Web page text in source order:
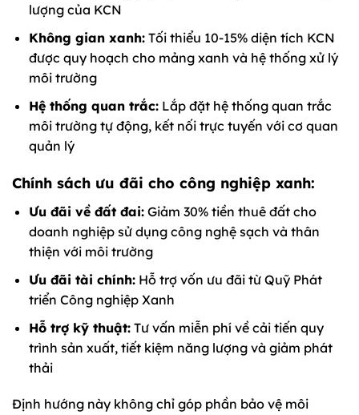
lượng của KCN
Không gian xanh:Tối thiểu 10-15% diện tích KCN
được quy hoạch cho mảng xanh và hệ thống xử lý
môi trường
Hệ thống quan trắc:Lắp đặt hệ thống quan trắc
môi trường tự động, kết nối trực tuyến với cơ quan
quản lý
Chính sách ưu đãi cho công nghiệp xanh:
Ưu đãi về đất đai:Giảm 30% tiền thuê đất cho
doanh nghiệp sử dụng công nghệ sạch và thân
thiện với môi trường
Ưu đãi tài chính:Hỗ trợ vốn ưu đãi từ Quỹ Phát
triển Công nghiệp Xanh
Hỗ trợ kỹ thuật:Tư vấn miễn phí về cải tiến quy
trình sản xuất, tiết kiệm năng lượng và giảm phát
thải
Định hướng này không chỉ góp phần bảo vệ môi